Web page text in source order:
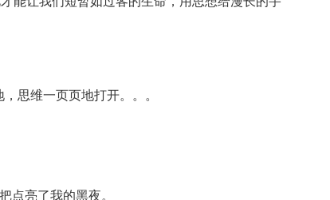
思维一页页地打开。。。
点亮了我的黑夜。